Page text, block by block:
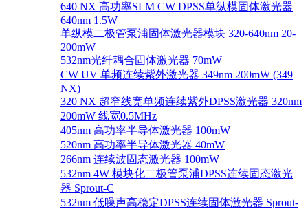
640 NX 高功率SLM CW DPSS单纵模固体激光器
640nm 1.5W
单纵模二极管泵浦固体激光器模块 320-640nm 20-
200mW
532nm光纤耦合固体激光器 70mW
CW UV 单频连续紫外激光器 349nm 200mW (349
NX)
320 NX 超窄线宽单频连续紫外DPSS激光器 320nm
200mW 线宽0.5MHz
405nm 高功率半导体激光器 100mW
520nm 高功率半导体激光器 40mW
266nm 连续波固态激光器 100mW
532nm 4W 模块化二极管泵浦DPSS连续固态激光
器 Sprout-C
532nm 低噪声高稳定DPSS连续固体激光器 Sprout-